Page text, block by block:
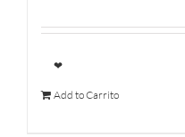
❤
Add to Carrito